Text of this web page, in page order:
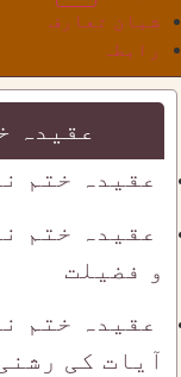
شبان تعارف
رابطہ
عقیدہ
عقیدہ ختم
عقیدہ ختم
و فضیلت
عقیدہ ختم
آیات کی